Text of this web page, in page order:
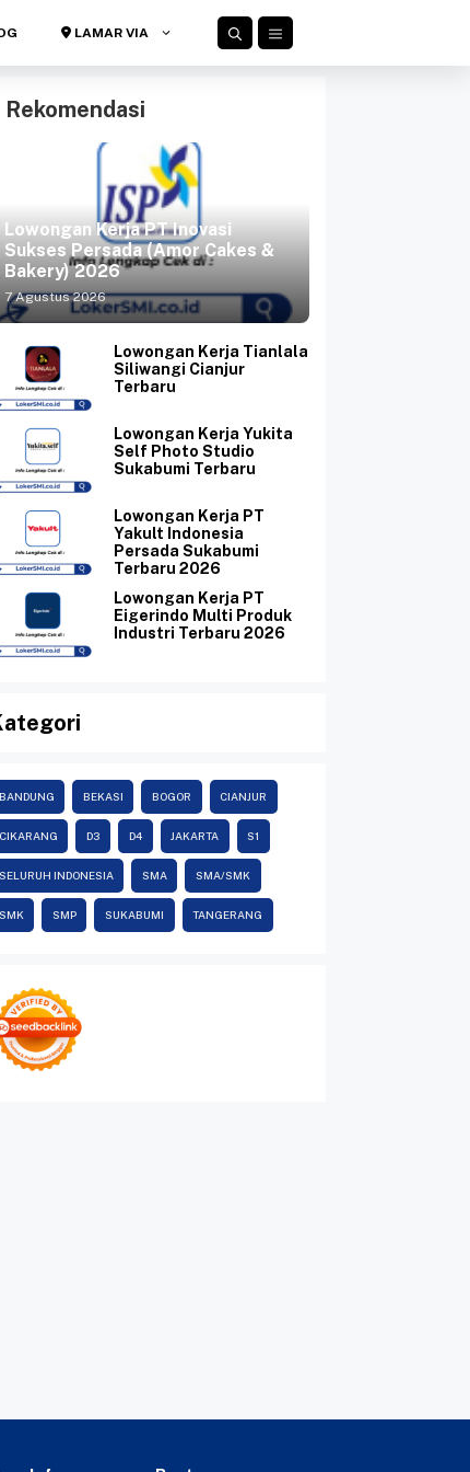
LAMAR VIA
Rekomendasi
Lowongan Kerja PT Inovasi
Sukses Persada (Amor Cakes &
Bakery) 2026
7 Agustus 2026
Lowongan Kerja Tianlala
Siliwangi Cianjur
Terbaru
Lowongan Kerja Yukita
Self Photo Studio
Sukabumi Terbaru
Lowongan Kerja PT
Yakult Indonesia
Persada Sukabumi
Terbaru 2026
Lowongan Kerja PT
Eigerindo Multi Produk
Industri Terbaru 2026
BANDUNG BEKASI BOGOR CIANJUR
CIKARANG D3 D4 JAKARTA S1
SELURUH INDONESIA SMA SMA/SMK
SMK SMP SUKABUMI TANGERANG